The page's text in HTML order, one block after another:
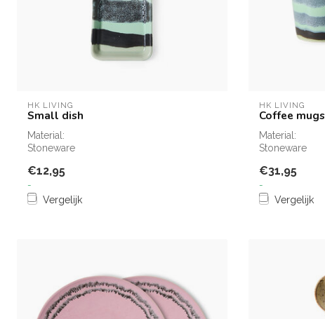
HK LIVING
Small dish
Material:
Stoneware
€12,95
-
Vergelijk
HK LIVING
Coffee mugs
Material:
Stoneware
€31,95
-
Vergelijk